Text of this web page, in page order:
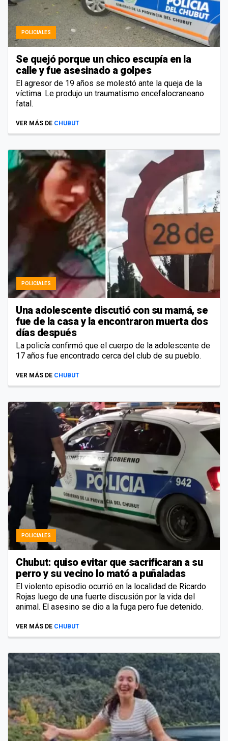
POLICIALES
Se quejó porque un chico escupía en la
calle y fue asesinado a golpes
El agresor de 19 años se molestó ante la queja de la
víctima. Le produjo un traumatismo encefalocraneano
fatal.
VER MÁS DE CHUBUT
POLICIALES
Una adolescente discutió con su mamá, se
fue de la casa y la encontraron muerta dos
días después
La policía confirmó que el cuerpo de la adolescente de
17 años fue encontrado cerca del club de su pueblo.
VER MÁS DE CHUBUT
POLICIALES
Chubut: quiso evitar que sacrificaran a su
perro y su vecino lo mató a puñaladas
El violento episodio ocurrió en la localidad de Ricardo
Rojas luego de una fuerte discusión por la vida del
animal. El asesino se dio a la fuga pero fue detenido.
VER MÁS DE CHUBUT